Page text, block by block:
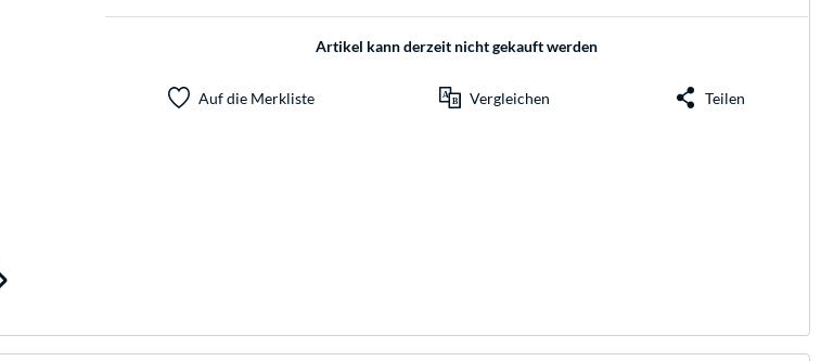
Artikel kann derzeit nicht gekauft werden
Auf die Merkliste Vergleichen Teilen